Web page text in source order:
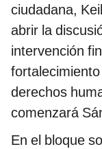
ciudadana,
abrir la
intervención
derechos
comenzará
En el bloque